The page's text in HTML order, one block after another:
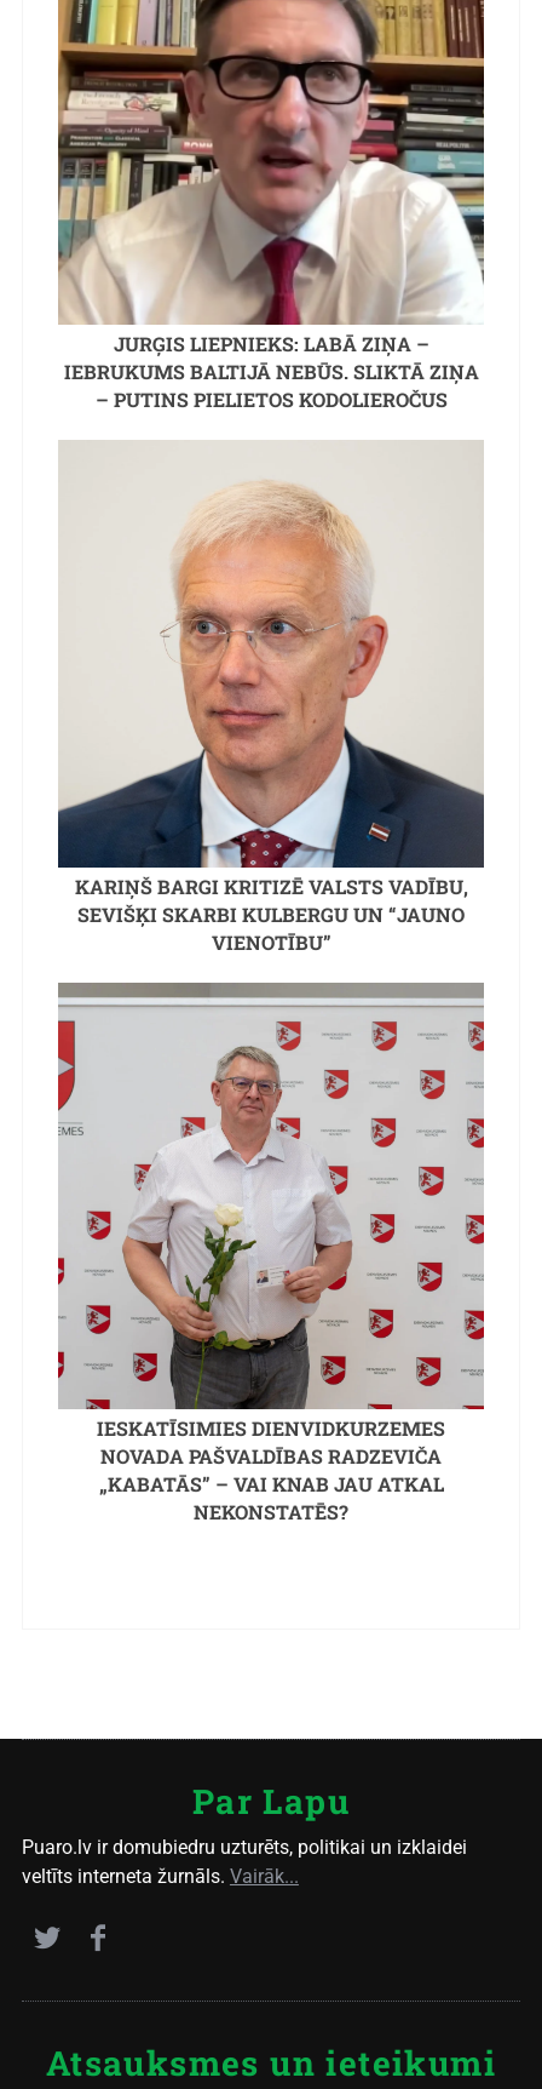
JURĢIS LIEPNIEKS: LABĀ ZIŅA –
IEBRUKUMS BALTIJĀ NEBŪS. SLIKTĀ ZIŅA
– PUTINS PIELIETOS KODOLIEROČUS
KARIŅŠ BARGI KRITIZĒ VALSTS VADĪBU,
SEVIŠĶI SKARBI KULBERGU UN “JAUNO
VIENOTĪBU”
IESKATĪSIMIES DIENVIDKURZEMES
NOVADA PAŠVALDĪBAS RADZEVIČA
„KABATĀS” – VAI KNAB JAU ATKAL
NEKONSTATĒS?
Par Lapu
Puaro.lv ir domubiedru uzturēts, politikai un izklaidei
veltīts interneta žurnāls. Vairāk...
Atsauksmes un ieteikumi